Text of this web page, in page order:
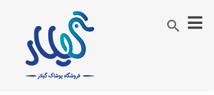
search